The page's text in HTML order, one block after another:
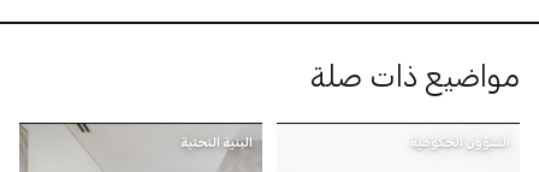
مواضيع ذات صلة
الشؤون الحكومية البنية التحتية